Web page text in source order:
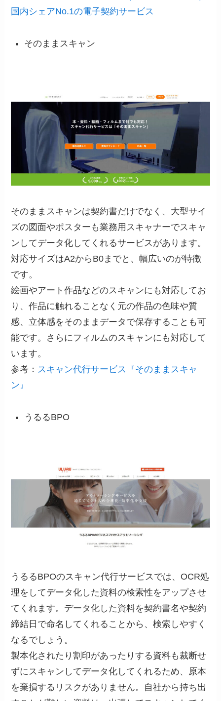
国内シェアNo.1の電子契約サービス
そのままスキャン
そのままスキャンは契約書だけでなく、大型サイ
ズの図面やポスターも業務用スキャナーでスキャ
ンしてデータ化してくれるサービスがあります。
対応サイズはA2からB0までと、幅広いのが特徴
です。
絵画やアート作品などのスキャンにも対応してお
り、作品に触れることなく元の作品の色味や質
感、立体感をそのままデータで保存することも可
能です。さらにフィルムのスキャンにも対応して
います。
参考： スキャン代行サービス『そのままスキャ
ン』
うるるBPO
うるるBPOのスキャン代行サービスでは、OCR処
理をしてデータ化した資料の検索性をアップさせ
てくれます。データ化した資料を契約書名や契約
締結日で命名してくれることから、検索しやすく
なるでしょう。
製本化されたり割印があったりする資料も裁断せ
ずにスキャンしてデータ化してくれるため、原本
を棄損するリスクがありません。自社から持ち出